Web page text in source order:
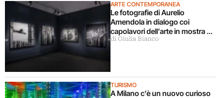
ARTE CONTEMPORANEA
Le fotografie di Aurelio
Amendola in dialogo coi
capolavori dell’arte in mostra a
Milano
di Giulia Bianco
TURISMO
A Milano c’è un nuovo curioso